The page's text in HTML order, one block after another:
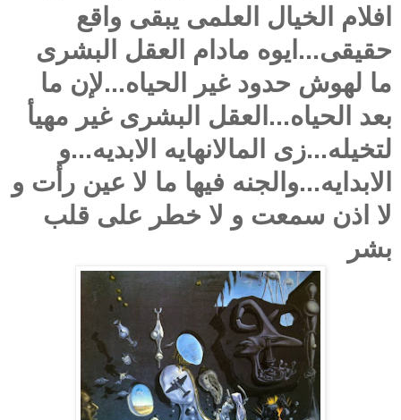
افلام الخيال العلمى يبقى واقع
حقيقى...ايوه مادام العقل البشرى
ما لهوش حدود غير الحياه...لإن ما
بعد الحياه...العقل البشرى غير مهيأ
لتخيله...زى المالانهايه الابديه...و
الابدايه...والجنه فيها ما لا عين رأت و
لا اذن سمعت و لا خطر على قلب
بشر